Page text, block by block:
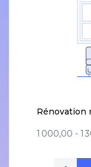
Rénovation
1 000,00 - 1